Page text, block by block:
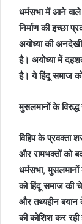
धर्मसभा में आने
निर्माण की इच्छा
अयोध्या की अनदेखी
है। अयोध्या में
है। ये हिंदू समाज
मुसलमानों के विरुद्ध
विहिप के प्रवक्ता
और रामभक्तों को
धर्मसभा, मुसलमानों
को हिंदू समाज की
और तथ्यहीन बयान
की कोशिश कर